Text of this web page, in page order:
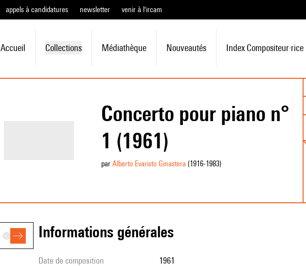
appels à candidatures newsletter venir à l'ircam
Accueil Collections Médiathèque Nouveautés Index Compositeur·rice
Concerto pour piano n°
1 (1961)
par Alberto Evaristo Ginastera (1916-1983)
informations générales
date de composition 1961